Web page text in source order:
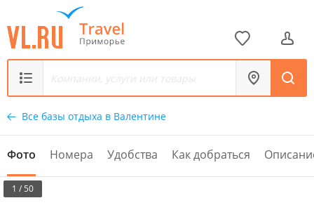
Все базы отдыха в Валентине
Фото Номера Удобства Как добраться
1 / 50